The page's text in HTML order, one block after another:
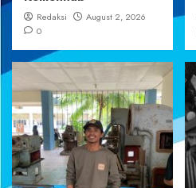
Redaksi
August 2, 2026
0